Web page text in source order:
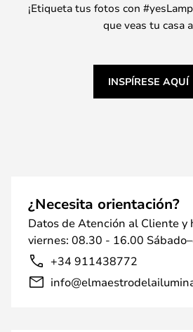
¡Etiqueta tus fotos con
que veas tu casa
INSPÍRESE AQUÍ
¿Necesita orientación?
Datos de Atención al Cliente y
viernes: 08.30 - 16.00
+34 911438772